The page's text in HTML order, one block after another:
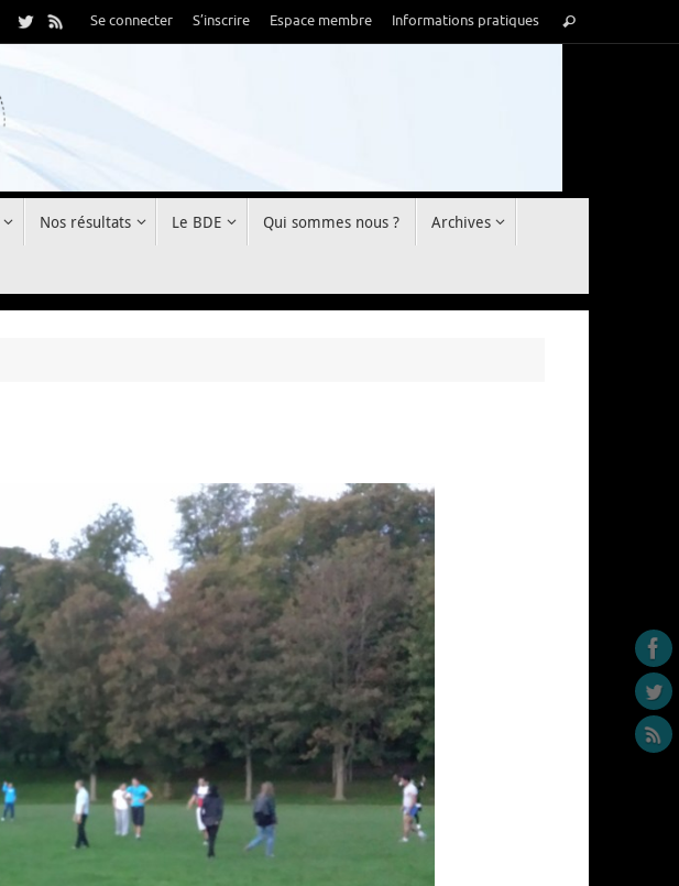
Se connecter S’inscrire Espace membre Informations pratiques
pour
Rechercher
Nos résultats Le BDE Qui sommes nous ? Archives